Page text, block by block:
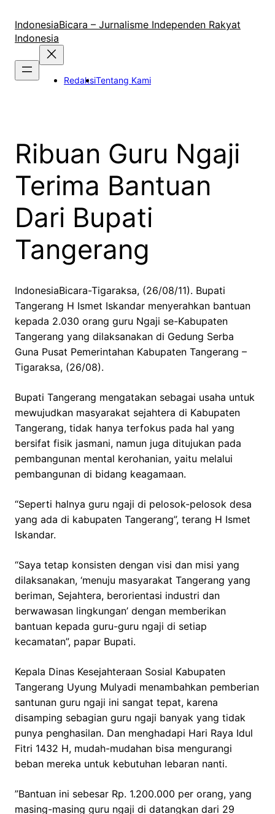
konten
IndonesiaBicara – Jurnalisme Independen Rakyat
Indonesia
RedaksiTentang Kami
Ribuan Guru Ngaji
Terima Bantuan
Dari Bupati
Tangerang
IndonesiaBicara-Tigaraksa, (26/08/11). Bupati
Tangerang H Ismet Iskandar menyerahkan bantuan
kepada 2.030 orang guru Ngaji se-Kabupaten
Tangerang yang dilaksanakan di Gedung Serba
Guna Pusat Pemerintahan Kabupaten Tangerang –
Tigaraksa, (26/08).
Bupati Tangerang mengatakan sebagai usaha untuk
mewujudkan masyarakat sejahtera di Kabupaten
Tangerang, tidak hanya terfokus pada hal yang
bersifat fisik jasmani, namun juga ditujukan pada
pembangunan mental kerohanian, yaitu melalui
pembangunan di bidang keagamaan.
“Seperti halnya guru ngaji di pelosok-pelosok desa
yang ada di kabupaten Tangerang”, terang H Ismet
Iskandar.
“Saya tetap konsisten dengan visi dan misi yang
dilaksanakan, ‘menuju masyarakat Tangerang yang
beriman, Sejahtera, berorientasi industri dan
berwawasan lingkungan’ dengan memberikan
bantuan kepada guru-guru ngaji di setiap
kecamatan”, papar Bupati.
Kepala Dinas Kesejahteraan Sosial Kabupaten
Tangerang Uyung Mulyadi menambahkan pemberian
santunan guru ngaji ini sangat tepat, karena
disamping sebagian guru ngaji banyak yang tidak
punya penghasilan. Dan menghadapi Hari Raya Idul
Fitri 1432 H, mudah-mudahan bisa mengurangi
beban mereka untuk kebutuhan lebaran nanti.
”Bantuan ini sebesar Rp. 1.200.000 per orang, yang
masing-masing guru ngaji di datangkan dari 29